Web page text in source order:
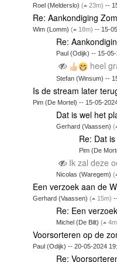
Roel (Melderslo)( 23m) --
Re: Aankondiging
Wim (Lomm)( 18m) -- 15-
Re:
Paul (Odijk) -- 15-
heel
Stefan (Winsum) --
Is de stream later
Pim (De Mortel) -- 15-05-
Dat is wel het
Gerhard (Vaassen) (
Re: Dat
Pim (De
Ik zal deze
Nicolas (Waregem) (
Een verzoek aan de
Gerhard (Vaassen)( 15m)
Re: Een
Michel (De Bilt) (
Voorsorteren op de
Paul (Odijk) -- 20-05-2024
Re: